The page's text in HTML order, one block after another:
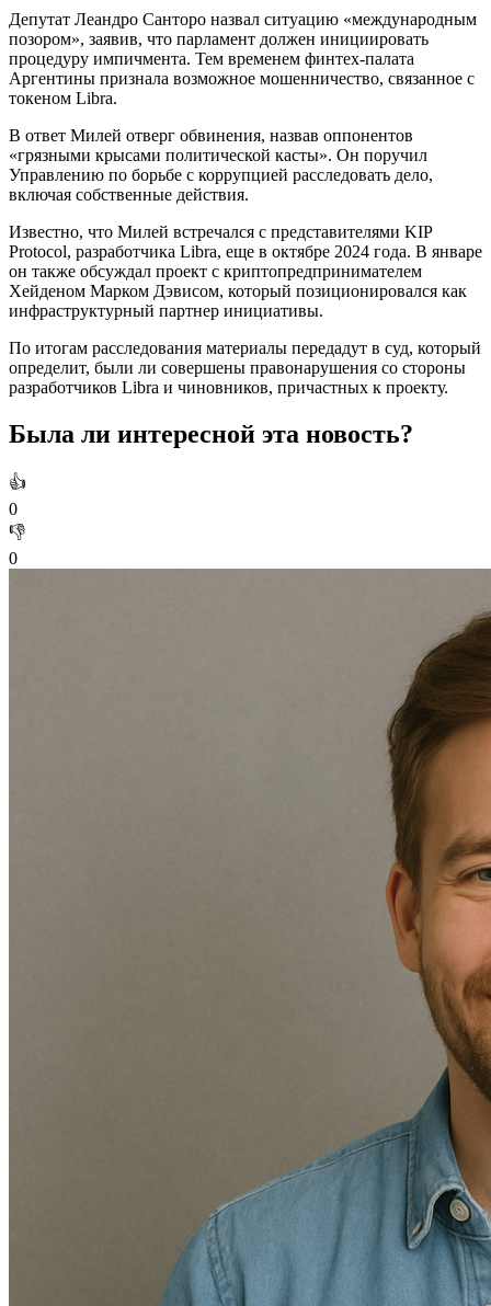
Депутат Леандро Санторо назвал ситуацию «международным
позором», заявив, что парламент должен инициировать
процедуру импичмента. Тем временем финтех-палата
Аргентины признала возможное мошенничество, связанное с
токеном Libra.
В ответ Милей отверг обвинения, назвав оппонентов
«грязными крысами политической касты». Он поручил
Управлению по борьбе с коррупцией расследовать дело,
включая собственные действия.
Известно, что Милей встречался с представителями KIP
Protocol, разработчика Libra, еще в октябре 2024 года. В январе
он также обсуждал проект с криптопредпринимателем
Хейденом Марком Дэвисом, который позиционировался как
инфраструктурный партнер инициативы.
По итогам расследования материалы передадут в суд, который
определит, были ли совершены правонарушения со стороны
разработчиков Libra и чиновников, причастных к проекту.
Была ли интересной эта новость?
👍
0
👎
0